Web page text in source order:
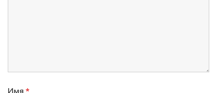
Имя *